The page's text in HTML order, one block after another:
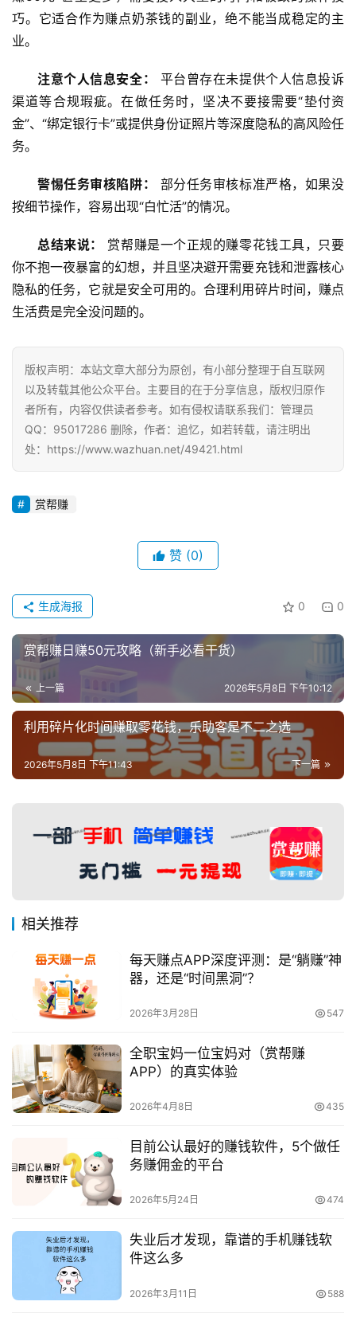
挖
赚
简
手
赚
P
巧。它适合作为赚点奶茶钱的副业，绝不能当成稳定的主
业。
注意个人信息安全：
平台曾存在未提供个人信息投诉
渠道等合规瑕疵。在做任务时，坚决不要接需要“垫付资
金”、“绑定银行卡”或提供身份证照片等深度隐私的高风险任
务。
警惕任务审核陷阱：
部分任务审核标准严格，如果没
按细节操作，容易出现“白忙活”的情况。
总结来说：
赏帮赚是一个正规的赚零花钱工具，只要
你不抱一夜暴富的幻想，并且坚决避开需要充钱和泄露核心
隐私的任务，它就是安全可用的。合理利用碎片时间，赚点
生活费是完全没问题的。
版权声明：本站文章大部分为原创，有小部分整理于自互联网
以及转载其他公众平台。主要目的在于分享信息，版权归原作
者所有，内容仅供读者参考。如有侵权请联系我们：管理员
QQ：95017286 删除，作者：追忆，如若转载，请注明出
处：https://www.wazhuan.net/49421.html
赏帮赚
赞 (0)
0 0
生成海报
赏帮赚日赚50元攻略（新手必看干货）
上一篇 2026年5月8日 下午10:12
利用碎片化时间赚取零花钱，乐助客是不二之选
下一篇
2026年5月8日 下午11:43
相关推荐
每天赚点APP深度评测：是“躺赚”神
器，还是“时间黑洞”？
2026年3月28日 547
全职宝妈一位宝妈对（赏帮赚
APP）的真实体验
2026年4月8日 435
目前公认最好的赚钱软件，5个做任
务赚佣金的平台
2026年5月24日 474
失业后才发现，靠谱的手机赚钱软
件这么多
2026年3月11日 588